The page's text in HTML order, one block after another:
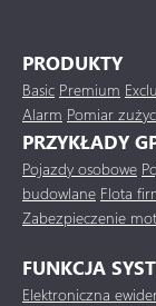
PRODUKTY
Basic Premium
Alarm Pomiar
PRZYKŁADY
Pojazdy osobowe
budowlane Flota
Zabezpieczenie
FUNKCJA
Elektroniczna